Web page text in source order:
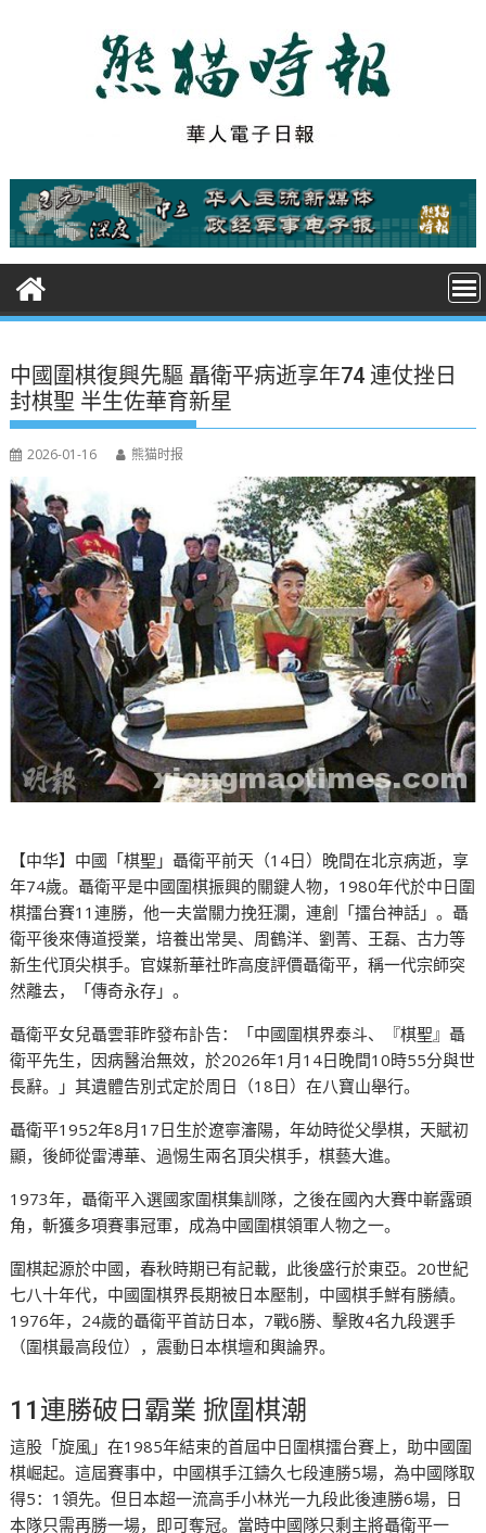
t
中國圍棋復興先驅 聶衛平病逝享年74 連仗挫日
封棋聖 半生佐華育新星
2026-01-16 熊猫时报
【中华】中國「棋聖」聶衛平前天（14日）晚間在北京病逝，享
年74歲。聶衛平是中國圍棋振興的關鍵人物，1980年代於中日圍
棋擂台賽11連勝，他一夫當關力挽狂瀾，連創「擂台神話」。聶
衛平後來傳道授業，培養出常昊、周鶴洋、劉菁、王磊、古力等
新生代頂尖棋手。官媒新華社昨高度評價聶衛平，稱一代宗師突
然離去，「傳奇永存」。
聶衛平女兒聶雲菲昨發布訃告：「中國圍棋界泰斗、『棋聖』聶
衛平先生，因病醫治無效，於2026年1月14日晚間10時55分與世
長辭。」其遺體告別式定於周日（18日）在八寶山舉行。
聶衛平1952年8月17日生於遼寧瀋陽，年幼時從父學棋，天賦初
顯，後師從雷溥華、過惕生兩名頂尖棋手，棋藝大進。
1973年，聶衛平入選國家圍棋集訓隊，之後在國內大賽中嶄露頭
角，斬獲多項賽事冠軍，成為中國圍棋領軍人物之一。
圍棋起源於中國，春秋時期已有記載，此後盛行於東亞。20世紀
七八十年代，中國圍棋界長期被日本壓制，中國棋手鮮有勝績。
1976年，24歲的聶衛平首訪日本，7戰6勝、擊敗4名九段選手
（圍棋最高段位），震動日本棋壇和輿論界。
11連勝破日霸業 掀圍棋潮
這股「旋風」在1985年結束的首屆中日圍棋擂台賽上，助中國圍
棋崛起。這屆賽事中，中國棋手江鑄久七段連勝5場，為中國隊取
得5：1領先。但日本超一流高手小林光一九段此後連勝6場，日
本隊只需再勝一場，即可奪冠。當時中國隊只剩主將聶衛平一